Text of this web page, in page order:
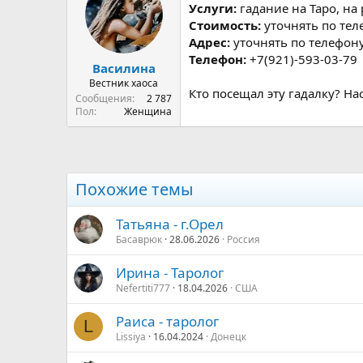
н
а
ч
а
л
а
Василина
Вестник хаоса
Сообщения
2 787
Пол
Женщина
Услуги: гадание на Таро, на
Стоимость: уточнять по
Адрес: уточнять по
Телефон: +7(921)-593-03-79
Кто посещал эту гадалку?
Похожие темы
Татьяна - г.Орел
Басаврюк 28.06.2026 Россия
Ирина - Таролог
Nefertiti777 18.04.2026 США
L Раиса - таролог
Lissiya 16.04.2024 Донецк